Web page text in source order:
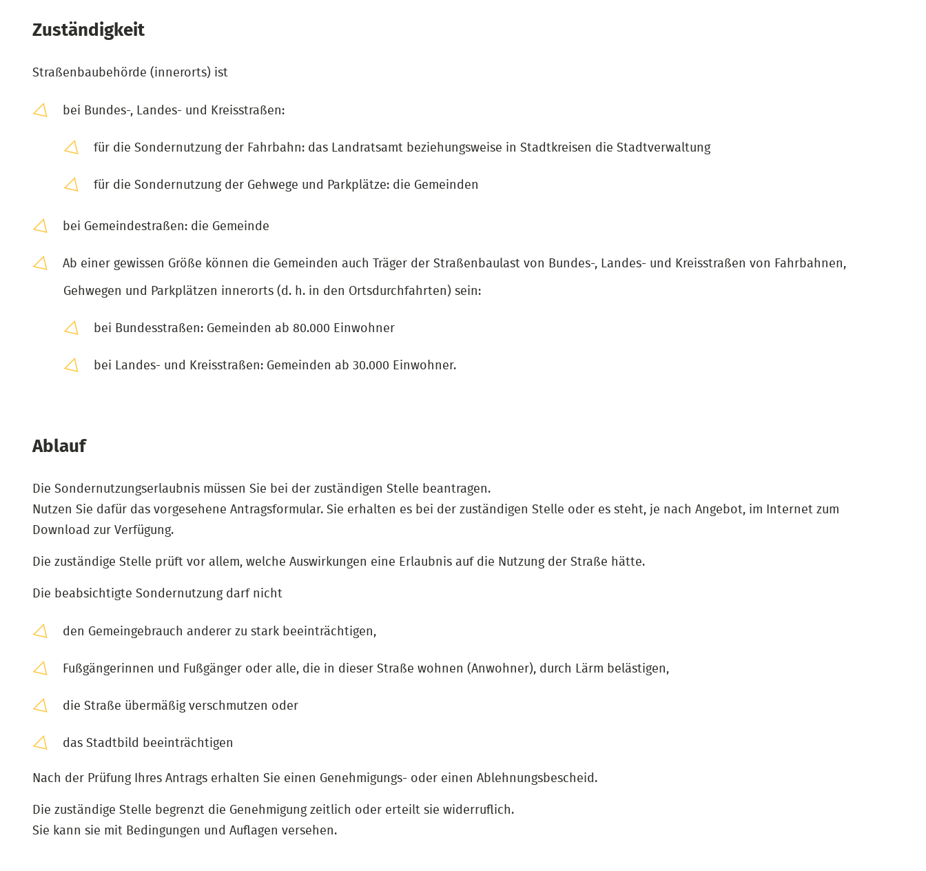
Zuständigkeit
Straßenbaubehörde (innerorts) ist
bei Bundes-, Landes- und Kreisstraßen:
für die Sondernutzung der Fahrbahn: das Landratsamt beziehungsweise in Stadtkreisen die Stadtverwaltung
für die Sondernutzung der Gehwege und Parkplätze: die Gemeinden
bei Gemeindestraßen: die Gemeinde
Ab einer gewissen Größe können die Gemeinden auch Träger der Straßenbaulast von Bundes-, Landes- und Kreisstraßen von Fahrbahnen,
Gehwegen und Parkplätzen innerorts (d. h. in den Ortsdurchfahrten) sein:
bei Bundesstraßen: Gemeinden ab 80.000 Einwohner
bei Landes- und Kreisstraßen: Gemeinden ab 30.000 Einwohner.
Ablauf
Die Sondernutzungserlaubnis müssen Sie bei der zuständigen Stelle beantragen.
Nutzen Sie dafür das vorgesehene Antragsformular. Sie erhalten es bei der zuständigen Stelle oder es steht, je nach Angebot, im Internet zum
Download zur Verfügung.
Die zuständige Stelle prüft vor allem, welche Auswirkungen eine Erlaubnis auf die Nutzung der Straße hätte.
Die beabsichtigte Sondernutzung darf nicht
den Gemeingebrauch anderer zu stark beeinträchtigen,
Fußgängerinnen und Fußgänger oder alle, die in dieser Straße wohnen (Anwohner), durch Lärm belästigen,
die Straße übermäßig verschmutzen oder
das Stadtbild beeinträchtigen
Nach der Prüfung Ihres Antrags erhalten Sie einen Genehmigungs- oder einen Ablehnungsbescheid.
Die zuständige Stelle begrenzt die Genehmigung zeitlich oder erteilt sie widerruflich.
Sie kann sie mit Bedingungen und Auflagen versehen.